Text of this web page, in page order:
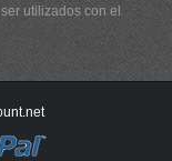
utilizados con el